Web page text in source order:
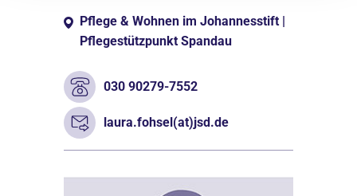
Pflege & Wohnen im Johannesstift |
Pflegestützpunkt Spandau
030 90279-7552
laura.fohsel(at)jsd.de